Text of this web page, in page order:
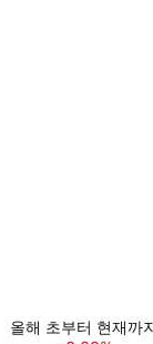
올해 초부터 현재까